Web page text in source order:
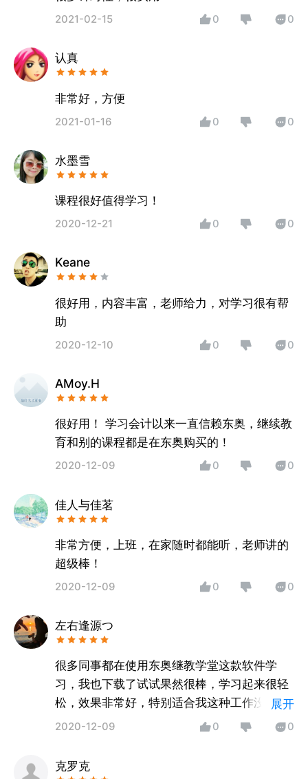
2021-02-15 0 0
认真
非常好，方便
2021-01-16 0 0
水墨雪
课程很好值得学习！
2020-12-21 0 0
Keane
很好用，内容丰富，老师给力，对学习很有帮
助
2020-12-10 0 0
AMoy.H
很好用！ 学习会计以来一直信赖东奥，继续教
育和别的课程都是在东奥购买的！
2020-12-09 0 0
佳人与佳茗
非常方便，上班，在家随时都能听，老师讲的
超级棒！
2020-12-09 0 0
左右逢源つ
很多同事都在使用东奥继教学堂这款软件学
习，我也下载了试试果然很棒，学习起来很轻
松，效果非常好，特别适合我这种工作没有太
多时间看书的学员，已经安利给其他朋友啦！
展开
2020-12-09 0 0
克罗克